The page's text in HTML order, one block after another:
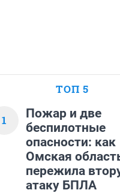
ТОП 5
1
Пожар и две
беспилотные
опасности: как
Омская
пережила
атаку БПЛА